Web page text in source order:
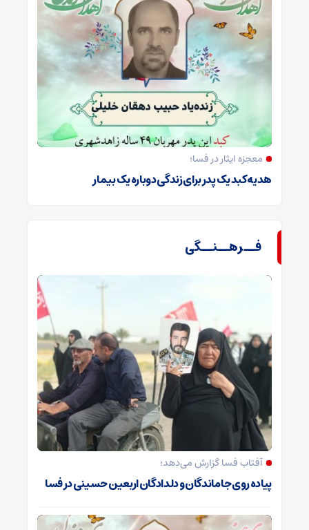
معجزه ایثار در فسا؛
هدیه کبد یک پدر برای زندگی دوباره یک بیمار
فــرهــنــگی
آفتاب فسا گزارش می‌دهد؛
پیاده روی جاماندگان و دلدادگان اربعین حسینی در فسا